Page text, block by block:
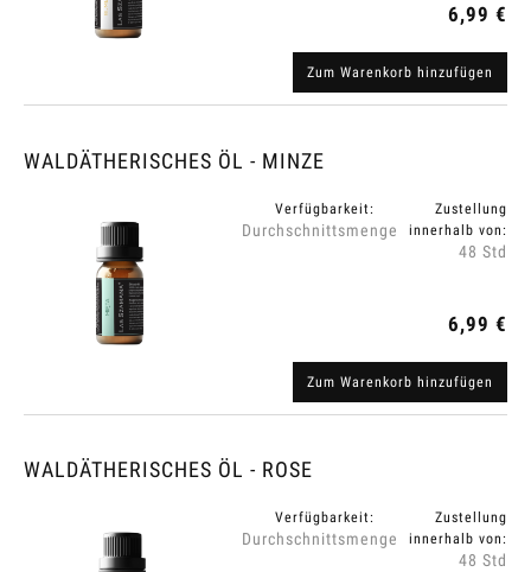
6,99 €
Zum Warenkorb hinzufügen
WALDÄTHERISCHES ÖL - MINZE
Verfügbarkeit:
Durchschnittsmenge
Zustellung
innerhalb von:
48 Std
6,99 €
Zum Warenkorb hinzufügen
WALDÄTHERISCHES ÖL - ROSE
Verfügbarkeit:
Durchschnittsmenge
Zustellung
innerhalb von:
48 Std